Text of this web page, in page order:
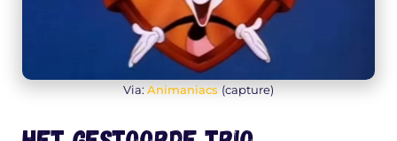
Via: Animaniacs (capture)